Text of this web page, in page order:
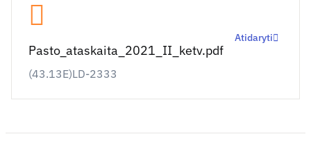
Pasto_ataskaita_2021_II_ketv.pdf
(43.13E)LD-2333
Atidaryti